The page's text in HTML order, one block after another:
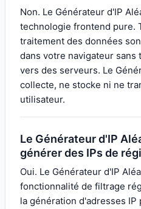
Non. Le Générateur d'IP
technologie frontend pure.
traitement des données
dans votre navigateur
vers des serveurs. Le
collecte, ne stocke ni ne
utilisateur.
Le Générateur d'IP
générer des IPs de
Oui. Le Générateur d'IP
fonctionnalité de filtrage
la génération d'adresses